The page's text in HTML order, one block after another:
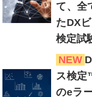
て、全
たDX
検定試
NEW
ス検定
のeラ